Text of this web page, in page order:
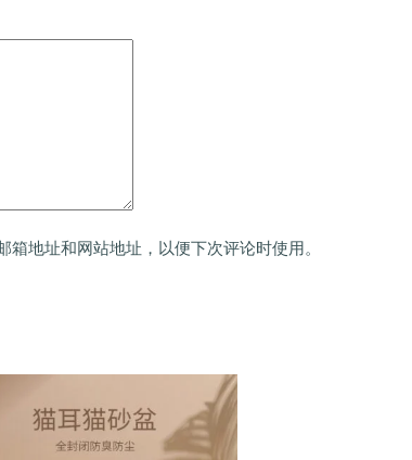
地址和网站地址，以便下次评论时使用。